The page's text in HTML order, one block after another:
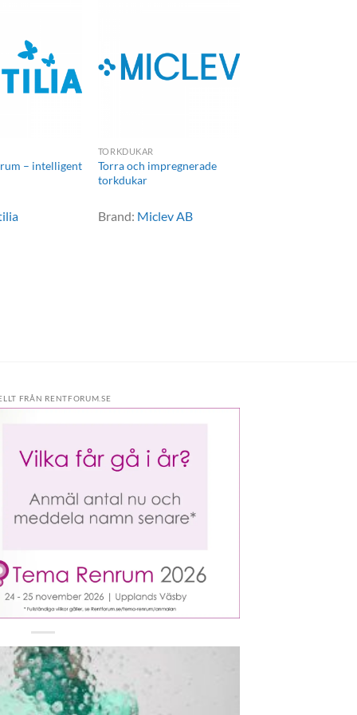
– intelligent
TORKDUKAR
Torra och impregnerade
torkdukar
Brand: Miclev AB
FRÅN RENTFORUM.SE